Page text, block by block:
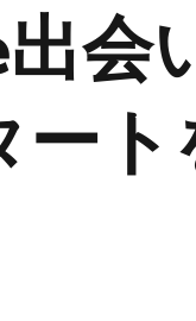
会
ート